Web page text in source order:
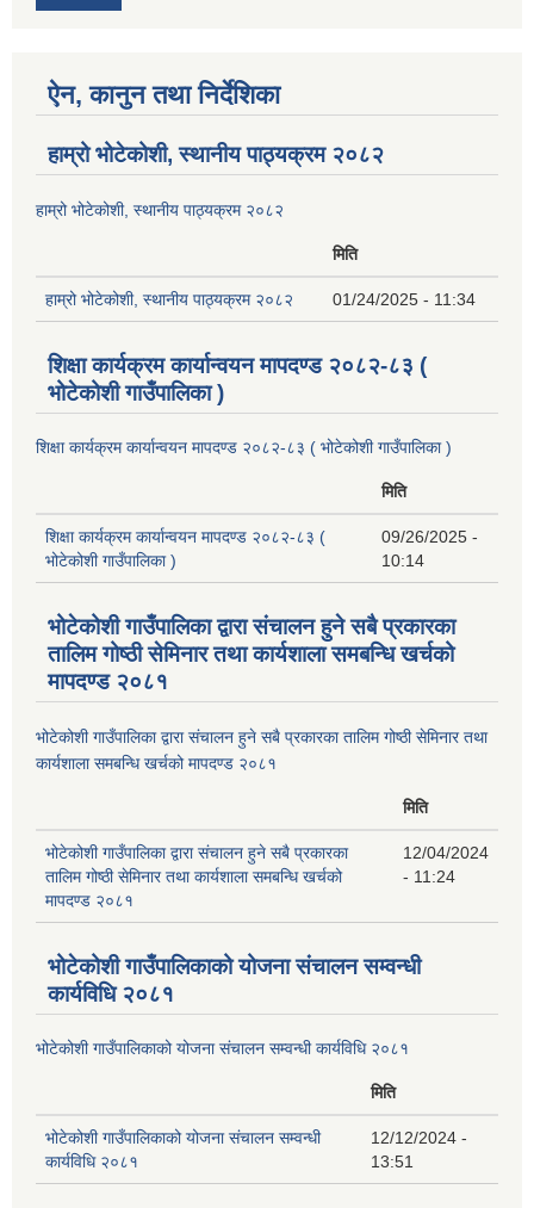
ऐन, कानुन तथा निर्देशिका
हाम्रो भोटेकोशी, स्थानीय पाठ्यक्रम २०८२
हाम्रो भोटेकोशी, स्थानीय पाठ्यक्रम २०८२
मिति
हाम्रो भोटेकोशी, स्थानीय पाठ्यक्रम २०८२ 01/24/2025 - 11:34
शिक्षा कार्यक्रम कार्यान्वयन मापदण्ड २०८२-८३ (
भोटेकोशी गाउँपालिका )
शिक्षा कार्यक्रम कार्यान्वयन मापदण्ड २०८२-८३ ( भोटेकोशी गाउँपालिका )
मिति
शिक्षा कार्यक्रम कार्यान्वयन मापदण्ड २०८२-८३ (
भोटेकोशी गाउँपालिका )
09/26/2025 -
10:14
भोटेकोशी गाउँपालिका द्वारा संचालन हुने सबै प्रकारका
तालिम गोष्ठी सेमिनार तथा कार्यशाला समबन्धि खर्चको
मापदण्ड २०८१
भोटेकोशी गाउँपालिका द्वारा संचालन हुने सबै प्रकारका तालिम गोष्ठी सेमिनार तथा
कार्यशाला समबन्धि खर्चको मापदण्ड २०८१
मिति
भोटेकोशी गाउँपालिका द्वारा संचालन हुने सबै प्रकारका
तालिम गोष्ठी सेमिनार तथा कार्यशाला समबन्धि खर्चको
मापदण्ड २०८१
12/04/2024
- 11:24
भोटेकोशी गाउँपालिकाको योजना संचालन सम्वन्धी
कार्यविधि २०८१
भोटेकोशी गाउँपालिकाको योजना संचालन सम्वन्धी कार्यविधि २०८१
मिति
भोटेकोशी गाउँपालिकाको योजना संचालन सम्वन्धी
कार्यविधि २०८१
12/12/2024 -
13:51